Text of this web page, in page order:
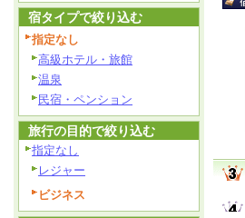
宿タイプで絞り込む
指定なし
高級ホテル・旅館
温泉
民宿・ペンション
旅行の目的で絞り込む
指定なし
レジャー
ビジネス